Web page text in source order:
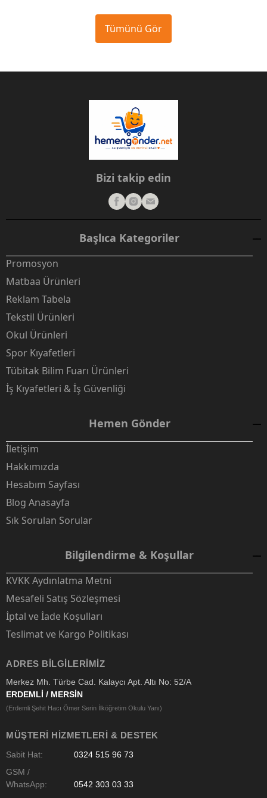
Tümünü Gör
Bizi takip edin
Başlıca Kategoriler
Promosyon
Matbaa Ürünleri
Reklam Tabela
Tekstil Ürünleri
Okul Ürünleri
Spor Kıyafetleri
Tübitak Bilim Fuarı Ürünleri
İş Kıyafetleri & İş Güvenliği
Hemen Gönder
İletişim
Hakkımızda
Hesabım Sayfası
Blog Anasayfa
Sık Sorulan Sorular
Bilgilendirme & Koşullar
KVKK Aydınlatma Metni
Mesafeli Satış Sözleşmesi
İptal ve İade Koşulları
Teslimat ve Kargo Politikası
ADRES BILGILERIMIZ
Merkez Mh. Türbe Cad. Kalaycı Apt. Altı No: 52/A
ERDEMLİ / MERSİN
(Erdemli Şehit Hacı Ömer Serin İlköğretim Okulu Yanı)
MÜŞTERI HIZMETLERI & DESTEK
Sabit Hat:
0324 515 96 73
GSM /
WhatsApp:
0542 303 03 33